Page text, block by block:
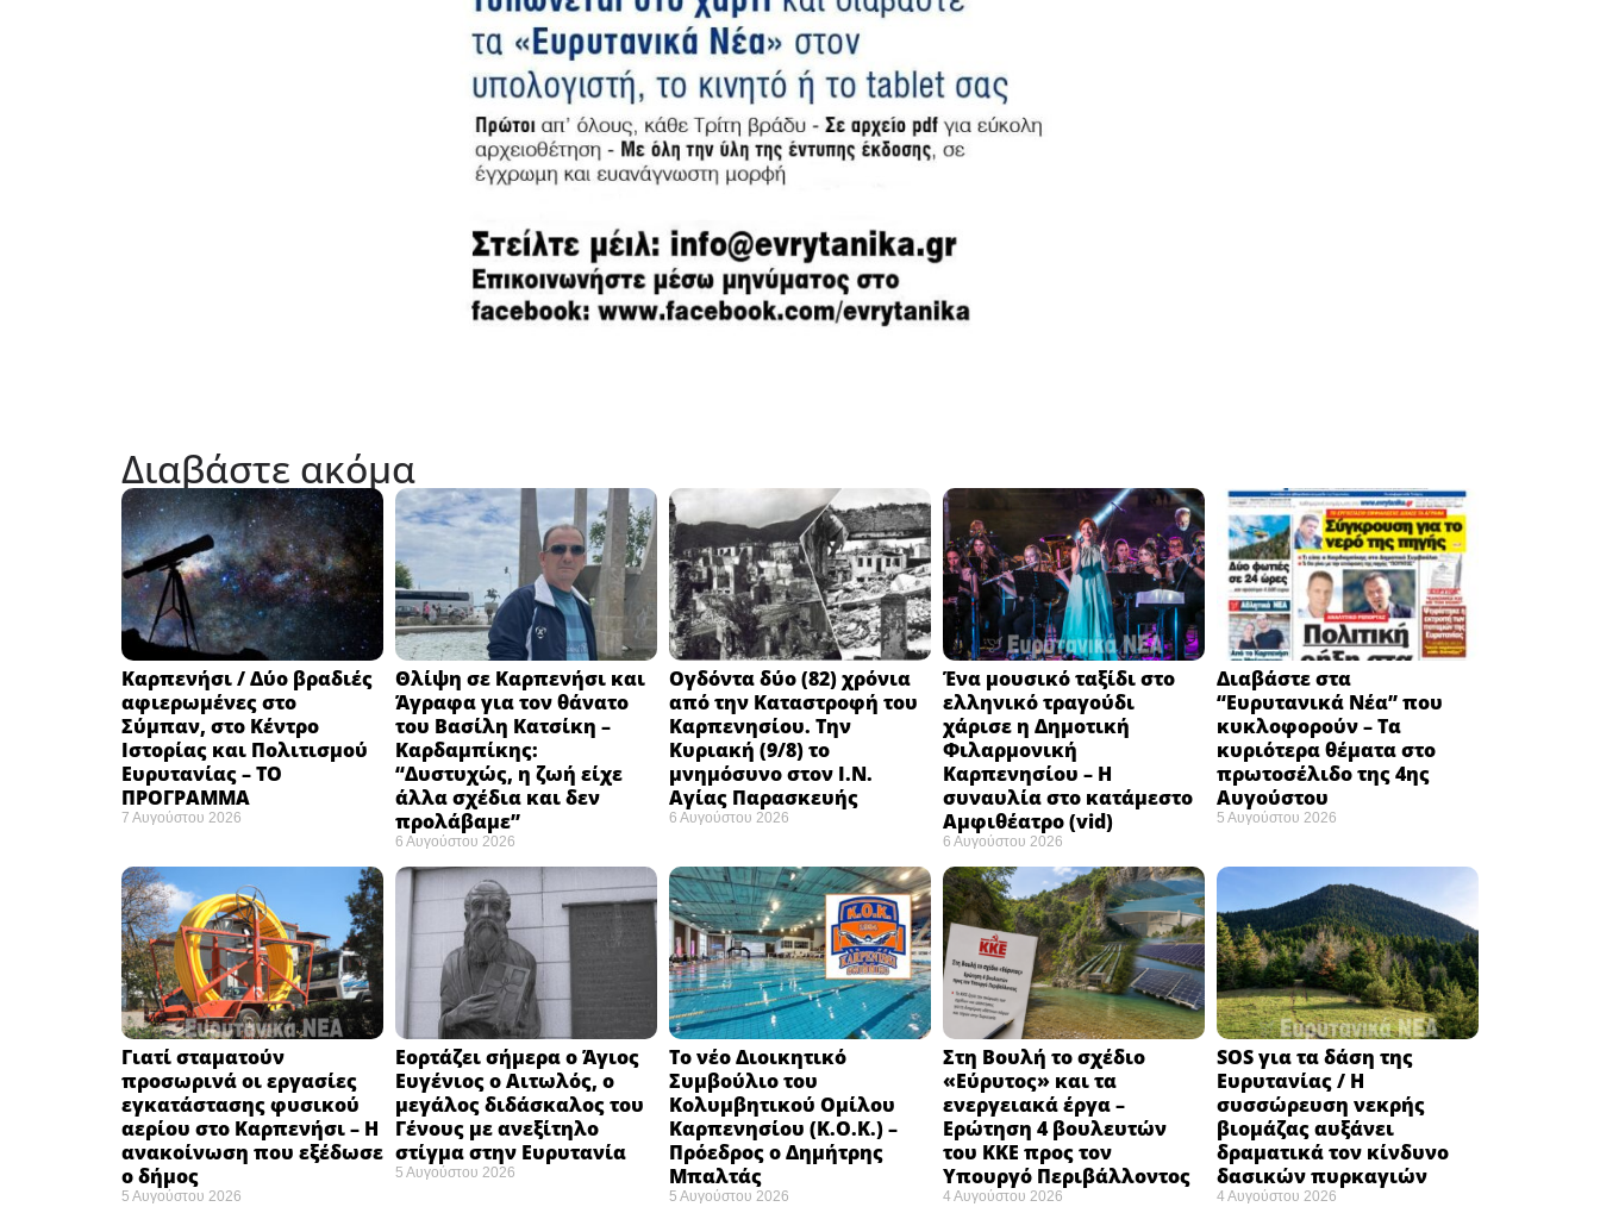
Διαβάστε ακόμα
Καρπενήσι / Δύο βραδιές
αφιερωμένες στο
Σύμπαν, στο Κέντρο
Ιστορίας και Πολιτισμού
Ευρυτανίας – ΤΟ
ΠΡΟΓΡΑΜΜΑ
7 Αυγούστου 2026
Θλίψη σε Καρπενήσι και
Άγραφα για τον θάνατο
του Βασίλη Κατσίκη –
Καρδαμπίκης:
“Δυστυχώς, η ζωή είχε
άλλα σχέδια και δεν
προλάβαμε”
6 Αυγούστου 2026
Ογδόντα δύο (82) χρόνια
από την Καταστροφή του
Καρπενησίου. Την
Κυριακή (9/8) το
μνημόσυνο στον Ι.Ν.
Αγίας Παρασκευής
6 Αυγούστου 2026
Ένα μουσικό ταξίδι στο
ελληνικό τραγούδι
χάρισε η Δημοτική
Φιλαρμονική
Καρπενησίου – Η
συναυλία στο κατάμεστο
Αμφιθέατρο (vid)
6 Αυγούστου 2026
Διαβάστε στα
“Ευρυτανικά Νέα” που
κυκλοφορούν – Τα
κυριότερα θέματα στο
πρωτοσέλιδο της 4ης
Αυγούστου
5 Αυγούστου 2026
Γιατί σταματούν
προσωρινά οι εργασίες
εγκατάστασης φυσικού
αερίου στο Καρπενήσι – Η
ανακοίνωση που εξέδωσε
ο δήμος
5 Αυγούστου 2026
Εορτάζει σήμερα ο Άγιος
Ευγένιος ο Αιτωλός, ο
μεγάλος διδάσκαλος του
Γένους με ανεξίτηλο
στίγμα στην Ευρυτανία
5 Αυγούστου 2026
Το νέο Διοικητικό
Συμβούλιο του
Κολυμβητικού Ομίλου
Καρπενησίου (Κ.Ο.Κ.) –
Πρόεδρος ο Δημήτρης
Μπαλτάς
5 Αυγούστου 2026
Στη Βουλή το σχέδιο
«Εύρυτος» και τα
ενεργειακά έργα –
Ερώτηση 4 βουλευτών
του ΚΚΕ προς τον
Υπουργό Περιβάλλοντος
4 Αυγούστου 2026
SOS για τα δάση της
Ευρυτανίας / Η
συσσώρευση νεκρής
βιομάζας αυξάνει
δραματικά τον κίνδυνο
δασικών πυρκαγιών
4 Αυγούστου 2026